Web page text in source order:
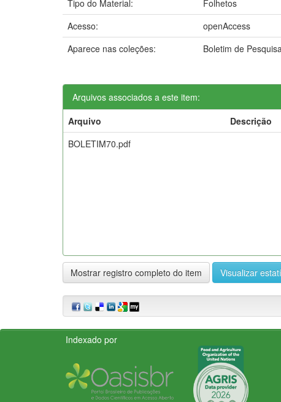
Tipo do Material:
Folhetos
Acesso:
openAccess
Aparece nas coleções:
Boletim de
Arquivos associados a este item:
Arquivo
Descrição
BOLETIM70.pdf
Mostrar registro completo do item Visualizar
Indexado por